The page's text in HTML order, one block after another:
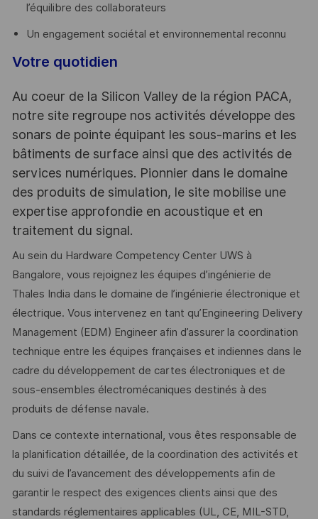
l’équilibre des collaborateurs
Un engagement sociétal et environnemental reconnu
Votre quotidien
Au coeur de la Silicon Valley de la région PACA,
notre site regroupe nos activités développe des
sonars de pointe équipant les sous-marins et les
bâtiments de surface ainsi que des activités de
services numériques. Pionnier dans le domaine
des produits de simulation, le site mobilise une
expertise approfondie en acoustique et en
traitement du signal.
Au sein du Hardware Competency Center UWS à
Bangalore, vous rejoignez les équipes d’ingénierie de
Thales India dans le domaine de l’ingénierie électronique et
électrique. Vous intervenez en tant qu’Engineering Delivery
Management (EDM) Engineer afin d’assurer la coordination
technique entre les équipes françaises et indiennes dans le
cadre du développement de cartes électroniques et de
sous-ensembles électromécaniques destinés à des
produits de défense navale.
Dans ce contexte international, vous êtes responsable de
la planification détaillée, de la coordination des activités et
du suivi de l’avancement des développements afin de
garantir le respect des exigences clients ainsi que des
standards réglementaires applicables (UL, CE, MIL-STD,